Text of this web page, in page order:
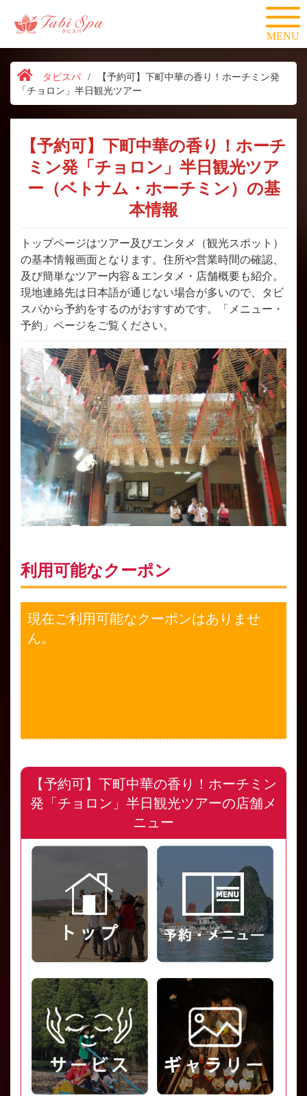
MENU
タビスパ /
【予約可】下町中華の香り！ホーチミン発
「チョロン」半日観光ツアー
【予約可】下町中華の香り！ホーチ
ミン発「チョロン」半日観光ツア
ー（ベトナム・ホーチミン）の基
本情報
トップページはツアー及びエンタメ（観光スポット）
の基本情報画面となります。住所や営業時間の確認、
及び簡単なツアー内容＆エンタメ・店舗概要も紹介。
現地連絡先は日本語が通じない場合が多いので、タビ
スパから予約をするのがおすすめです。「メニュー・
予約」ページをご覧ください。
利用可能なクーポン
現在ご利用可能なクーポンはありませ
ん。
【予約可】下町中華の香り！ホーチミン
発「チョロン」半日観光ツアーの店舗メ
ニュー